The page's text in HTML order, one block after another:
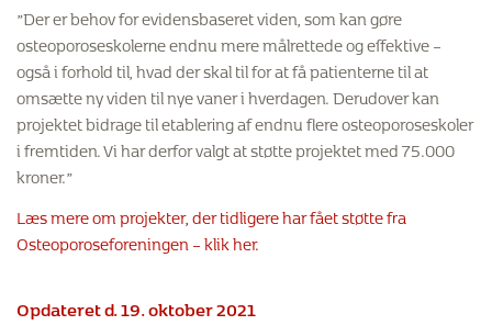
”Der er behov for evidensbaseret viden, som kan gøre
osteoporoseskolerne endnu mere målrettede og effektive –
også i forhold til, hvad der skal til for at få patienterne til at
omsætte ny viden til nye vaner i hverdagen. Derudover kan
projektet bidrage til etablering af endnu flere osteoporoseskoler
i fremtiden. Vi har derfor valgt at støtte projektet med 75.000
kroner.”
Læs mere om projekter, der tidligere har fået støtte fra
Osteoporoseforeningen – klik her.
Opdateret d. 19. oktober 2021